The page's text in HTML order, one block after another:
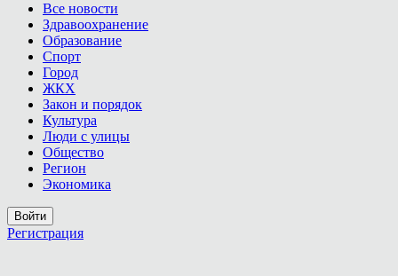
Все новости
Здравоохранение
Образование
Спорт
Город
ЖКХ
Закон и порядок
Культура
Люди с улицы
Общество
Регион
Экономика
Войти
Регистрация